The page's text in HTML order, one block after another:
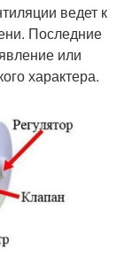
ведет к
Последние
или
характера.